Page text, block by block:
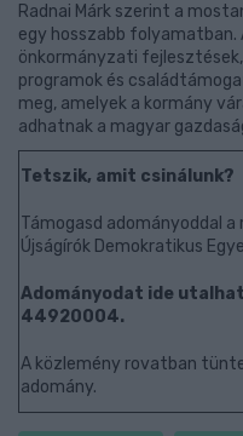
Radnai Márk szerint a
egy hosszabb folyamatban.
önkormányzati
programok és
meg, amelyek a kormány
adhatnak a magyar
Tetszik, amit csinálunk?
Támogasd adományoddal
Újságírók Demokratikus
Adományodat ide
44920004.
A közlemény rovatban
adomány.